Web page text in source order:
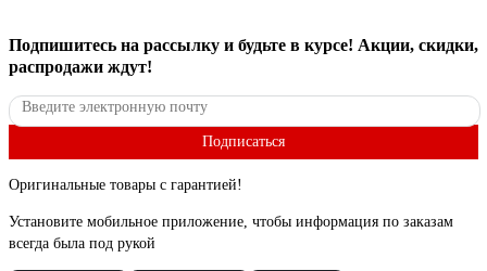
Подпишитесь на рассылку и будьте в курсе! Акции, скидки,
распродажи ждут!
Подписаться
Оригинальные товары с гарантией!
Установите мобильное приложение, чтобы информация по заказам
всегда была под рукой